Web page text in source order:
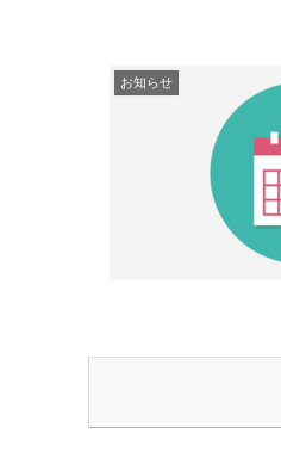
お知らせ